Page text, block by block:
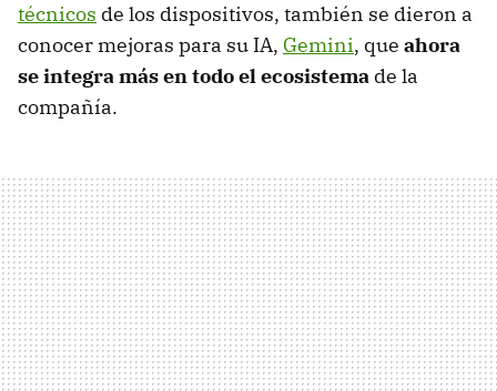
técnicos de los dispositivos, también se dieron a
conocer mejoras para su IA, Gemini, que ahora
se integra más en todo el ecosistema de la
compañía.